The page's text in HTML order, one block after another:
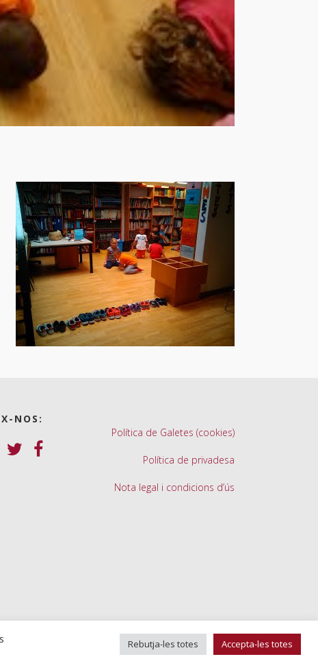
NOS:
Política de Galetes (cookies)
Política de privadesa
Nota legal i condicions d’ús
Rebutja-les totes Accepta-les totes